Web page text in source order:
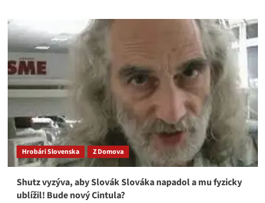
prehovoril
k
stovkám
admirálov
predvolaných
Virgínie.
Hrobári Slovenska Z Domova
Shutz vyzýva, aby Slovák Slováka napadol a mu fyzicky
ublížil! Bude nový Cintula?